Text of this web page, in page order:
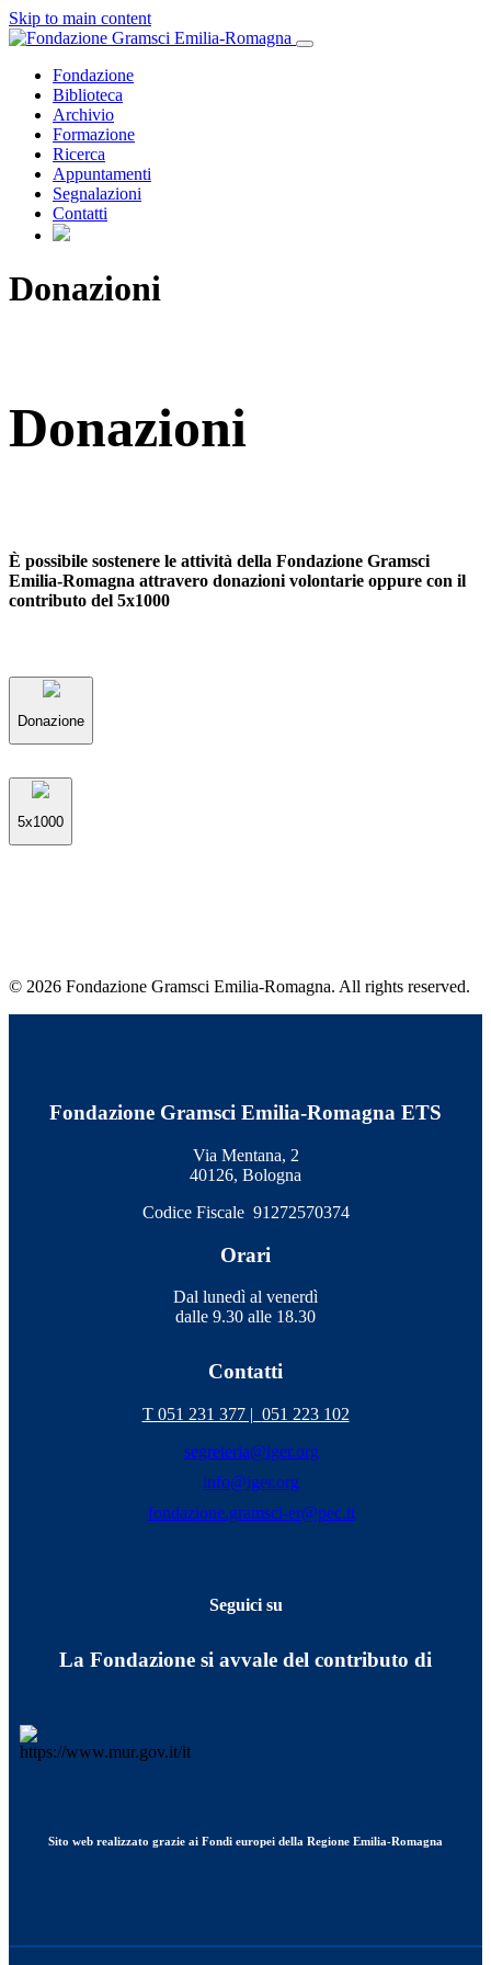
Skip to main content
Fondazione
Biblioteca
Archivio
Formazione
Ricerca
Appuntamenti
Segnalazioni
Contatti
Donazioni
Donazioni
È possibile sostenere le attività della Fondazione Gramsci
Emilia-Romagna attravero donazioni volontarie oppure con il
contributo del 5x1000
Donazione
5x1000
© 2026 Fondazione Gramsci Emilia-Romagna. All rights reserved.
Fondazione Gramsci Emilia-Romagna ETS
Via Mentana, 2
40126, Bologna
Codice Fiscale 91272570374
Orari
Dal lunedì al venerdì
dalle 9.30 alle 18.30
Contatti
T 051 231 377 | 051 223 102
segreteria@iger.org
info@iger.org
fondazione.gramsci-er@pec.it
Seguici su
La Fondazione si avvale del contributo di
Sito web realizzato grazie ai Fondi europei della Regione Emilia-Romagna